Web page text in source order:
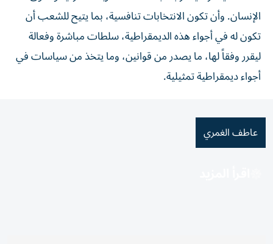
الإنسان. وأن تكون الانتخابات تنافسية، بما يتيح للشعب أن
تكون له في أجواء هذه الديمقراطية، سلطات مباشرة وفعالة
ليقرر وفقاً لها، ما يصدر من قوانين، وما يتخذ من سياسات في
أجواء ديمقراطية تمثيلية.
عاطف الغمري